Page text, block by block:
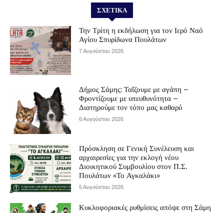
ΣΧΕΤΙΚΆ
Την Τρίτη η εκδήλωση για τον Ιερό Ναό
Αγίου Σπυρίδωνα Πουλάτων
7 Αυγούστου 2026
Δήμος Σάμης: Ταΐζουμε με αγάπη –
Φροντίζουμε με υπευθυνότητα –
Διατηρούμε τον τόπο μας καθαρό
6 Αυγούστου 2026
Πρόσκληση σε Γενική Συνέλευση και
αρχαιρεσίες για την εκλογή νέου
Διοικητικού Συμβουλίου στον Π.Σ.
Πουλάτων «Το Αγκαλάκι»
5 Αυγούστου 2026
Κυκλοφοριακές ρυθμίσεις απόψε στη Σάμη